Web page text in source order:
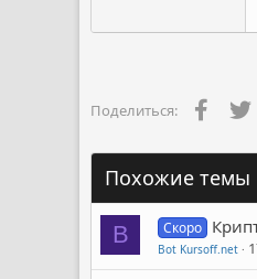
Поделиться:
Похожие темы
B Скоро
Bot Kursoff.net